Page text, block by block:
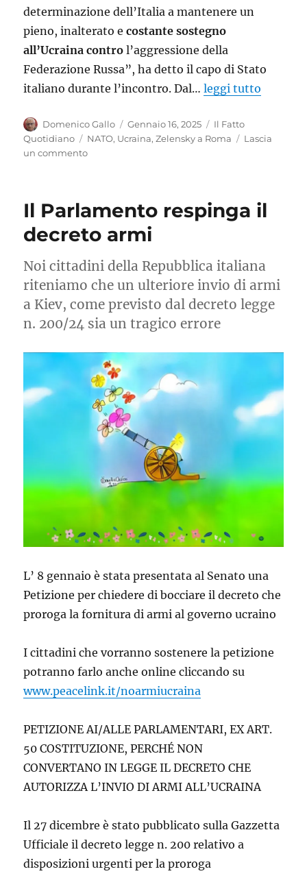
determinazione dell’Italia a mantenere un
pieno, inalterato ecostante sostegno
all’Ucraina contro l’aggressione della
Federazione Russa”, ha detto il capo di Stato
italiano durante l’incontro. Dal…leggi tutto
Autore
Domenico Gallo
Pubblicato
il
Gennaio 16, 2025 Categorie
Il Fatto
Quotidiano
Tag
NATO, Ucraina,Zelensky a Roma
Lascia
un commentosu
europei,
stanchi
guerre
Il Parlamento respinga il
decreto armi
Noi cittadini della Repubblica italiana
riteniamo che un ulteriore invio di armi
a Kiev, come previsto dal decreto legge
n. 200/24 sia un tragico errore
L’ 8 gennaio è stata presentata al Senato una
Petizione per chiedere di bocciare il decreto che
proroga la fornitura di armi al governo ucraino
I cittadini che vorranno sostenere la petizione
potranno farlo anche online cliccando su
www.peacelink.it/noarmiucraina
PETIZIONE AI/ALLE PARLAMENTARI,EX ART.
50 COSTITUZIONE, PERCHÉ NON
CONVERTANO IN LEGGE IL DECRETO CHE
AUTORIZZA L’INVIO DI ARMI ALL’UCRAINA
Il 27 dicembre è stato pubblicato sulla Gazzetta
Ufficiale il decreto legge n. 200 relativo a
disposizioni urgenti per la proroga